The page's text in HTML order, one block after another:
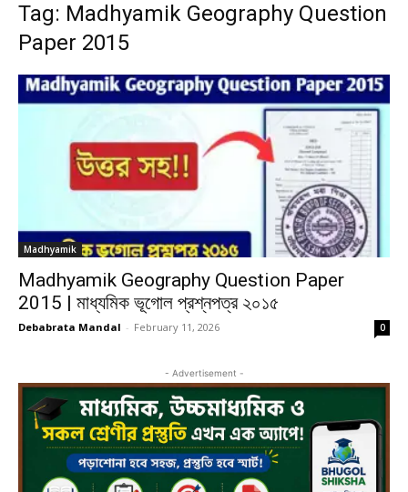
Tag: Madhyamik Geography Question
Paper 2015
Madhyamik
Madhyamik Geography Question Paper
2015 | মাধ্যমিক ভূগোল প্রশ্নপত্র ২০১৫
Debabrata Mandal - February 11, 2026 0
- Advertisement -